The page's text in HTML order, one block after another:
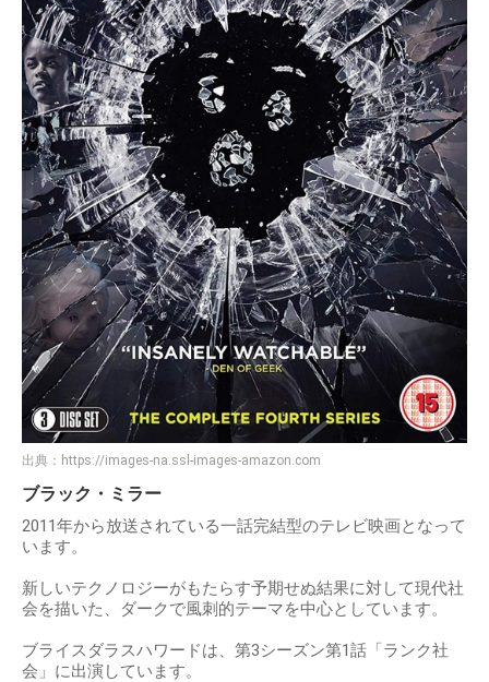
出典： https://images-na.ssl-images-amazon.com
ブラック・ミラー
2011年から放送されている一話完結型のテレビ映画となって
います。
新しいテクノロジーがもたらす予期せぬ結果に対して現代社
会を描いた、ダークで風刺的テーマを中心としています。
ブライスダラスハワードは、第3シーズン第1話「ランク社
会」に出演しています。